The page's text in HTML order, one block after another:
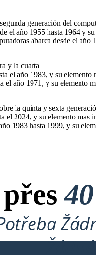
generación del
el año 1955 hasta 1964 y
abarca desde el
y la cuarta
el año 1983, y su elemento
el año 1971, y su elemento
la quinta y sexta
el 2024, y su elemento mas
1983 hasta 1999, y su
přes